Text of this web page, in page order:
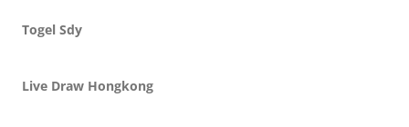
Togel Sdy
Live Draw Hongkong